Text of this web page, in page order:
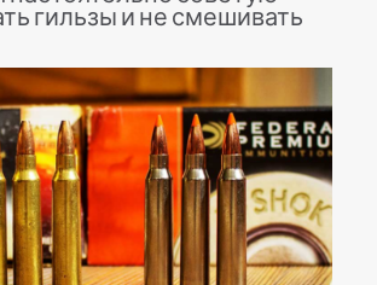
гильзы и не смешивать